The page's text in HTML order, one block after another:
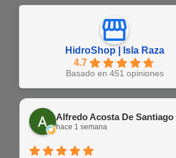
HidroShop | Isla Raza
4.7
Basado en 451 opiniones
Alfredo Acosta De Santiago
hace 1 semana